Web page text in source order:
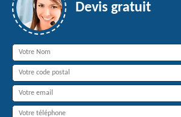
Devis gratuit